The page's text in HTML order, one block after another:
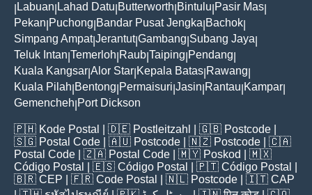
Labuan Lahad Datu Butterworth Bintulu Pasir Mas
Pekan Puchong Bandar Pusat Jengka Bachok
Simpang Ampat|Jerantut|Gambang Subang Jaya
Teluk Intan Temerloh Raub Taiping Pendang
Kuala Kangsar Alor Star Kepala Batas Rawang
Kuala Pilah Bentong Permaisuri Jasin Rantau Kampar
Gemencheh Port Dickson
🇵🇭 Kode Postal | 🇩🇪 Postleitzahl | 🇬🇧 Postcode
🇸🇬 Postal Code | 🇦🇺 Postcode | 🇳🇿 Postcode | 🇨🇦
Postal Code | 🇿🇦 Postal Code | 🇲🇾 Poskod
| 🇲🇽
Código Postal
| 🇪🇸 Código Postal | 🇵🇹 Código Postal
🇧🇷 CEP | 🇫🇷 Code Postal | 🇳🇱 Postcode | 🇮🇹 CAP